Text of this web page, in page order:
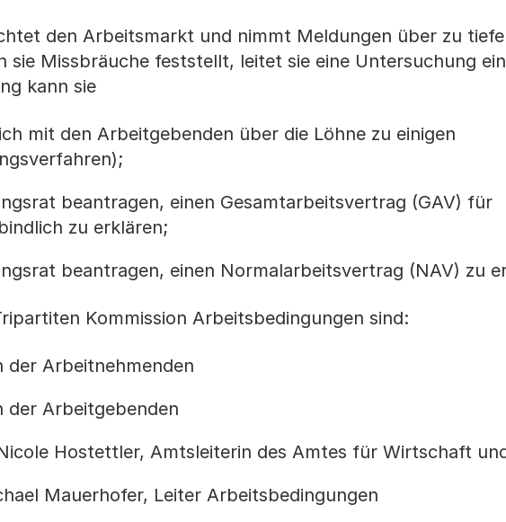
den Arbeitsmarkt und nimmt Meldungen über zu
sie Missbräuche feststellt, leitet sie eine Untersuchung
kann sie
mit den Arbeitgebenden über die Löhne zu einigen
beantragen, einen Gesamtarbeitsvertrag (GAV) für
zu erklären;
beantragen, einen Normalarbeitsvertrag (NAV) zu
Kommission Arbeitsbedingungen sind:
der Arbeitnehmenden
der Arbeitgebenden
Hostettler, Amtsleiterin des Amtes für Wirtschaft
Mauerhofer, Leiter Arbeitsbedingungen